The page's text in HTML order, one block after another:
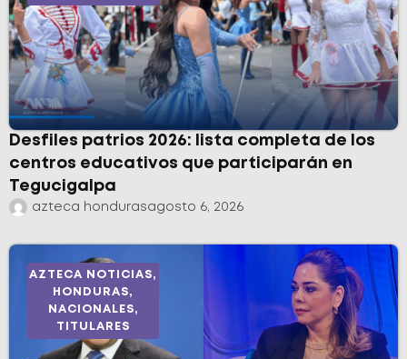
Desfiles patrios 2026: lista completa de los
centros educativos que participarán en
Tegucigalpa
azteca hondurasagosto 6, 2026
AZTECA NOTICIAS,
HONDURAS,
NACIONALES,
TITULARES